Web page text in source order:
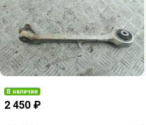
В наличии
2 450 ₽